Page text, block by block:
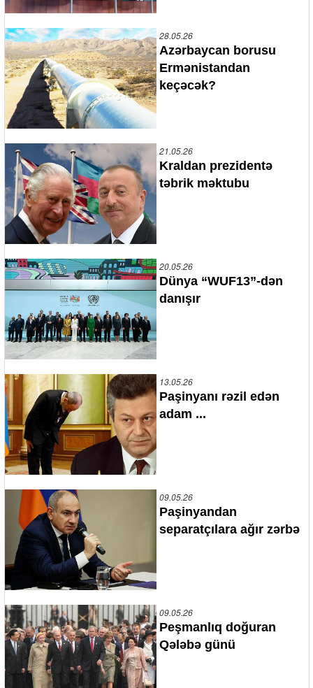
28.05.26
Azərbaycan borusu
Ermənistandan
keçəcək?
21.05.26
Kraldan prezidentə
təbrik məktubu
20.05.26
Dünya “WUF13”-dən
danışır
13.05.26
Paşinyanı rəzil edən
adam ...
09.05.26
Paşinyandan
separatçılara ağır zərbə
09.05.26
Peşmanlıq doğuran
Qələbə günü